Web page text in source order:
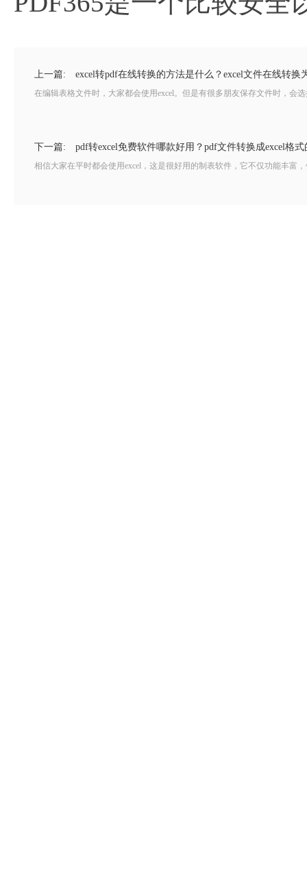
上一篇: excel转pdf在线转换的方法是什么？excel文件在线转换
在编辑表格文件时，大家都会使用excel。但是有很多朋友保存文件时，会
下一篇: pdf转excel免费软件哪款好用？pdf文件转换成excel格式
相信大家在平时都会使用excel，这是很好用的制表软件，它不仅功能丰富